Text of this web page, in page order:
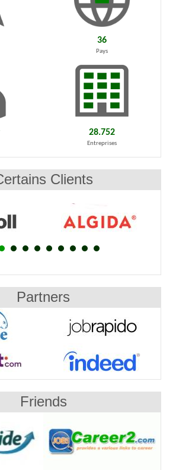
36
Pays
28.752
Entreprises
Clients
Partners
Friends